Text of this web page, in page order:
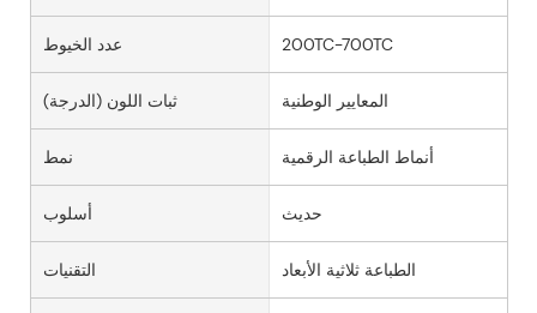
عدد الخيوط 200TC-700TC
ثبات اللون (الدرجة) المعايير الوطنية
نمط أنماط الطباعة الرقمية
أسلوب حديث
التقنيات الطباعة ثلاثية الأبعاد